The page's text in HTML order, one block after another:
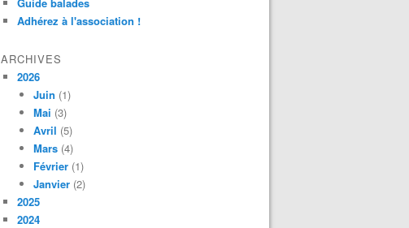
Adhérez à l'association !
ARCHIVES
2026
Juin (1)
Mai (3)
Avril (5)
Mars (4)
Février (1)
Janvier (2)
2025
2024